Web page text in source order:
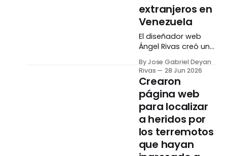
extranjeros en
Venezuela
El diseñador web
Ángel Rivas creó un
destinado a reclutar
personas que
puedan guiar a los
rescatistas
extranjeros que se
encuentran
prestando apoyo en
Venezuela por los
terremotos. La
By Jose Gabriel Deyan
Rivas
28 Jun 2026
Crearon
página web
para localizar
a heridos por
los terremotos
que hayan